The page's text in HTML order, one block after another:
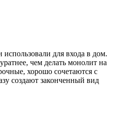
для входа в дом.
чем делать монолит на
хорошо сочетаются с
создают законченный вид